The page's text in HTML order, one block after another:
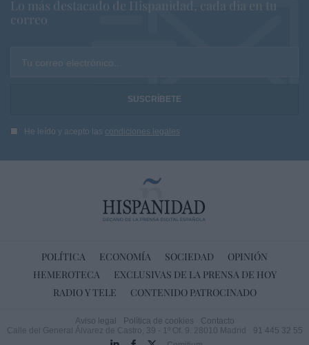
Lo más destacado de Hispanidad, cada dia en tu
correo
Tu correo electrónico...
He leído y acepto las condiciones legales
POLÍTICA ECONOMÍA SOCIEDAD
OPINIÓN
HEMEROTECA
EXCLUSIVAS DE LA PRENSA DE HOY
RADIO Y TELE
CONTENIDO PATROCINADO
Aviso legal Política de cookies
Contacto
Calle del General Álvarez de Castro, 39 - 1º Of. 9. 28010 Madrid
91 445 32 55